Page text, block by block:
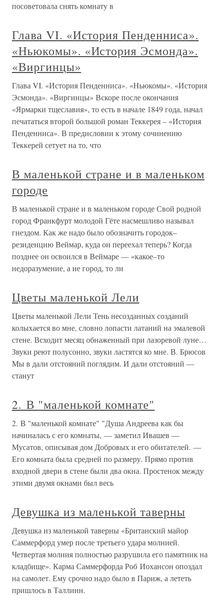
посоветовала снять комнату в
Глава VI. «История Пенденниса».
«Ньюкомы». «История Эсмонда».
«Виргинцы»
Глава VI. «История Пенденниса». «Ньюкомы». «История
Эсмонда». «Виргинцы» Вскоре после окончания
«Ярмарки тщеславия», то есть в начале 1849 года, начал
печататься второй большой роман Теккерея – «История
Пенденниса». В предисловии к этому сочинению
Теккерей сетует на то, что
В маленькой стране и в маленьком
городе
В маленькой стране и в маленьком городе Свой родной
город Франкфурт молодой Гёте насмешливо называл
гнездом. Как же надо было обозначить городок–
резиденцию Веймар, куда он переехал теперь? Когда
позднее он освоился в Веймаре — «какое–то
недоразумение, а не город, то ли
Цветы маленькой Лели
Цветы маленькой Лели Тень несозданных созданий
колыхается во мне, словно лопасти латаний на эмалевой
стене. Всходит месяц обнаженный при лазоревой луне…
Звуки реют полусонно, звуки ластятся ко мне. В. Брюсов
Мы в дали отстояний поглядим. И дали отстояний —
станут
2. В "маленькой комнате"
2. В "маленькой комнате" "Душа Андреева как бы
начиналась с его комнаты, — заметил Ивашев —
Мусатов, описывая дом Добровых и его обитателей. —
Его комната была средней по размеру. Прямо против
входной двери в стене были два окна. Простенок между
этими двумя окнами был весь
Девушка из маленькой таверны
Девушка из маленькой таверны «Британский майор
Саммерфорд умер после третьего удара молнией.
Четвертая молния полностью разрушила его памятник на
кладбище». Карма Саммерфорда Роб Иохансон опоздал
на самолет. Ему срочно надо было в Париж, а лететь
пришлось в Таллинн.